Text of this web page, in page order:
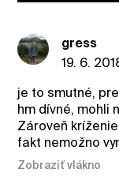
gress
19. 6.
je to smutné,
hm dívné, mohli
Zároveň
fakt nemožno
Zobraziť vlákno